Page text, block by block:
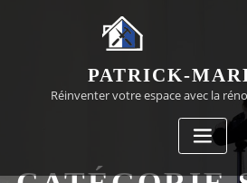
PATRICK-
Réinventer votre espace avec la